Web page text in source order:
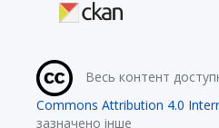
Весь контент
Commons Attribution 4.0
зазначено інше